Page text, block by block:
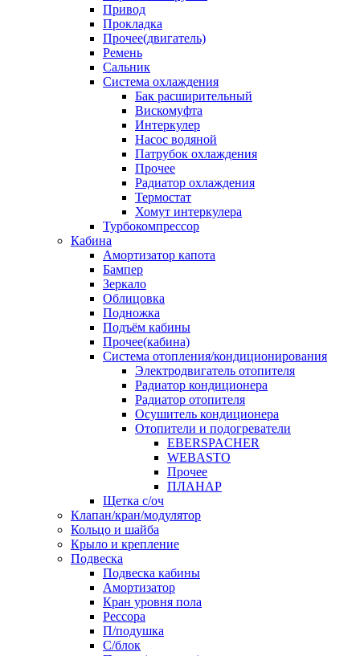
Привод
Прокладка
Прочее(двигатель)
Ремень
Сальник
Система охлаждения
Бак расширительный
Вискомуфта
Интеркулер
Насос водяной
Патрубок охлаждения
Прочее
Радиатор охлаждения
Термостат
Хомут интеркулера
Турбокомпрессор
Кабина
Амортизатор капота
Бампер
Зеркало
Облицовка
Подножка
Подъём кабины
Прочее(кабина)
Система отопления/кондиционирования
Электродвигатель отопителя
Радиатор кондиционера
Радиатор отопителя
Осушитель кондиционера
Отопители и подогреватели
EBERSPACHER
WEBASTO
Прочее
ПЛАНАР
Щетка с/оч
Клапан/кран/модулятор
Кольцо и шайба
Крыло и крепление
Подвеска
Подвеска кабины
Амортизатор
Кран уровня пола
Рессора
П/подушка
С/блок